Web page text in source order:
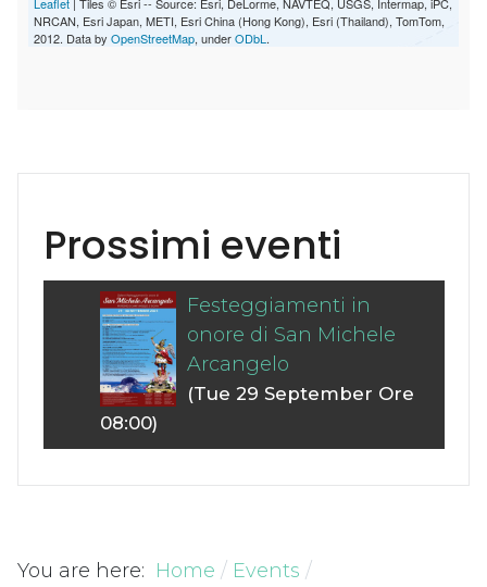
NRCAN, Esri Japan, METI, Esri China (Hong Kong), Esri (Thailand), TomTom,
2012. Data by OpenStreetMap, underODbL .
Prossimi eventi
Festeggiamenti in
onore di San Michele
Arcangelo
(Tue 29 September Ore
08:00)
You are here: Home
Events